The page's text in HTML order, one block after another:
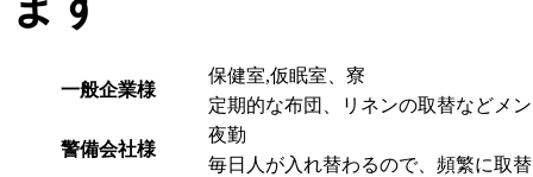
一般企業様
保健室,仮眠室、寮
定期的な布団、リネンの取替などメ
警備会社様
夜勤
毎日人が入れ替わるので、頻繁に取